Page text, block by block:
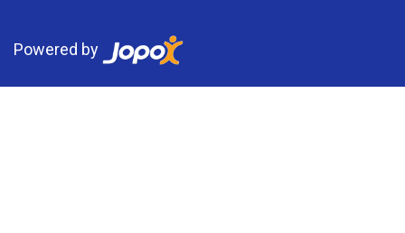
Powered by